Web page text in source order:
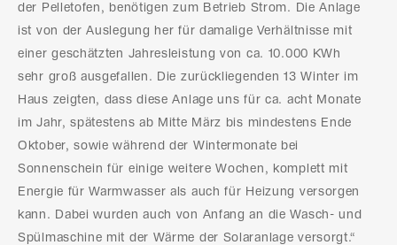
der Pelletofen, benötigen zum Betrieb Strom. Die Anlage
ist von der Auslegung her für damalige Verhältnisse mit
einer geschätzten Jahresleistung von ca. 10.000 KWh
sehr groß ausgefallen. Die zurückliegenden 13 Winter im
Haus zeigten, dass diese Anlage uns für ca. acht Monate
im Jahr, spätestens ab Mitte März bis mindestens Ende
Oktober, sowie während der Wintermonate bei
Sonnenschein für einige weitere Wochen, komplett mit
Energie für Warmwasser als auch für Heizung versorgen
kann. Dabei wurden auch von Anfang an die Wasch- und
Spülmaschine mit der Wärme der Solaranlage versorgt.“